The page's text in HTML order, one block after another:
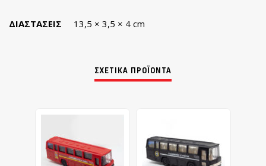
ΔΙΑΣΤΆΣΕΙΣ 13,5 × 3,5 × 4 cm
ΣΧΕΤΙΚΆ ΠΡΟΪΌΝΤΑ